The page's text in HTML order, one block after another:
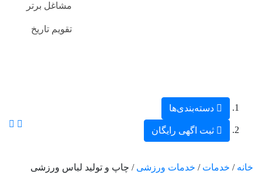
مشاغل برتر
تقویم تاریخ
دسته‌بندی‌ها
ثبت اگهی رایگان
خانه / خدمات / خدمات ورزشی / چاپ و تولید لباس ورزشی